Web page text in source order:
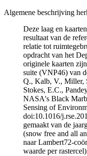
Algemene beschrijving
Deze laag en
resultaat van de
relatie tot
opdracht van het
originele kaarten
suite (VNP46) van
Q., Kalb, V., Miller,
Stokes, E.C.,
NASA's Black
Sensing of
doi:10.1016/
gemaakt van de
(snow free and all
naar Lambert72-
waarde per